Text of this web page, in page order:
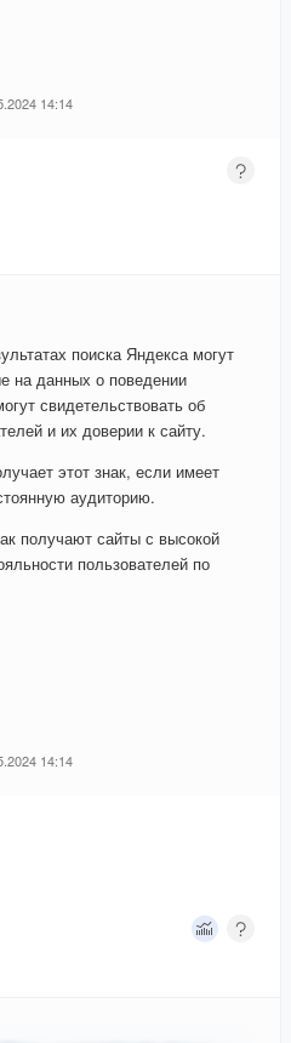
14:14
поиска Яндекса могут
на данных о поведении
свидетельствовать об
и их доверии к сайту.
этот знак, если имеет
аудиторию.
получают сайты с высокой
пользователей по
14:14